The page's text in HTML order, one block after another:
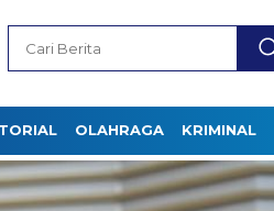
OLAHRAGA KRIMINAL